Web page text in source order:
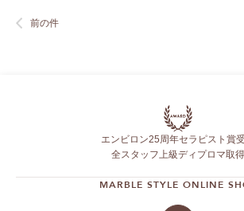
前の件
エンビロン25周年セラピスト賞
全スタッフ上級ディプロマ取得
MARBLE STYLE ONLINE